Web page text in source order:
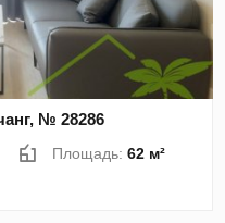
№ 28286
Площадь:62 м²